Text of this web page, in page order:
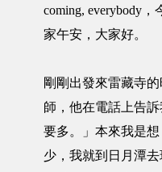
coming, everybody
家午安，大家好。
剛剛出發來雷藏寺
師，他在電話上告
要多。」本來我是
少，我就到日月潭